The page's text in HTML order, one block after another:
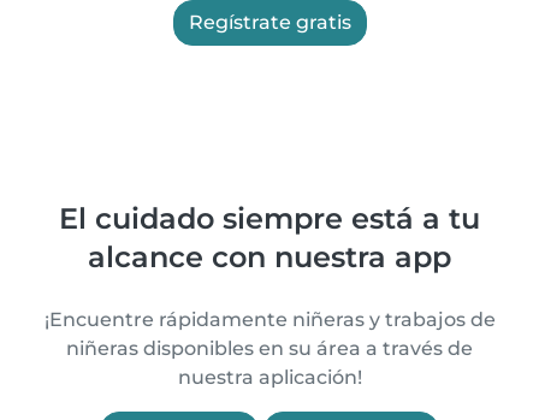
Regístrate gratis
El cuidado siempre está a tu
alcance con nuestra app
¡Encuentre rápidamente niñeras y trabajos de
niñeras disponibles en su área a través de
nuestra aplicación!